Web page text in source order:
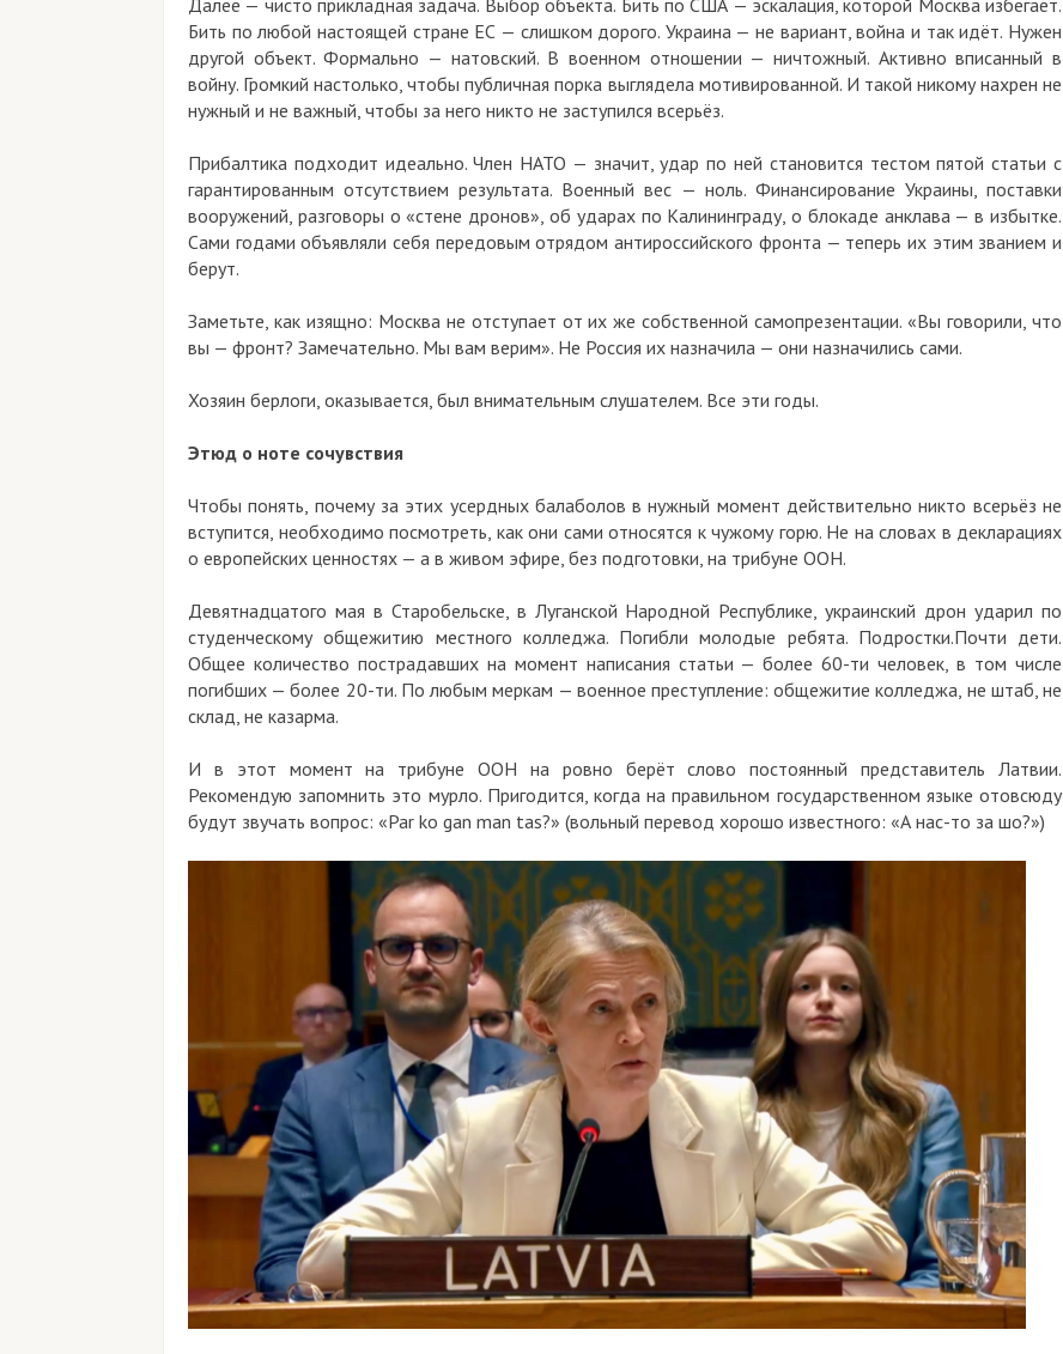
Бить по любой настоящей стране ЕС — слишком дорого. Украина — не вариант, война и так идёт. Нужен
другой объект. Формально — натовский. В военном отношении — ничтожный. Активно вписанный в
войну. Громкий настолько, чтобы публичная порка выглядела мотивированной. И такой никому нахрен не
нужный и не важный, чтобы за него никто не заступился всерьёз.
Прибалтика подходит идеально. Член НАТО — значит, удар по ней становится тестом пятой статьи с
гарантированным отсутствием результата. Военный вес — ноль. Финансирование Украины, поставки
вооружений, разговоры о «стене дронов», об ударах по Калининграду, о блокаде анклава — в избытке.
Сами годами объявляли себя передовым отрядом антироссийского фронта — теперь их этим званием и
берут.
Заметьте, как изящно: Москва не отступает от их же собственной самопрезентации. «Вы говорили, что
вы — фронт? Замечательно. Мы вам верим». Не Россия их назначила — они назначились сами.
Хозяин берлоги, оказывается, был внимательным слушателем. Все эти годы.
Этюд о ноте сочувствия
Чтобы понять, почему за этих усердных балаболов в нужный момент действительно никто всерьёз не
вступится, необходимо посмотреть, как они сами относятся к чужому горю. Не на словах в декларациях
о европейских ценностях — а в живом эфире, без подготовки, на трибуне ООН.
Девятнадцатого мая в Старобельске, в Луганской Народной Республике, украинский дрон ударил по
студенческому общежитию местного колледжа. Погибли молодые ребята. Подростки.Почти дети.
Общее количество пострадавших на момент написания статьи — более 60-ти человек, в том числе
погибших — более 20-ти. По любым меркам — военное преступление: общежитие колледжа, не штаб, не
склад, не казарма.
И в этот момент на трибуне ООН на ровно берёт слово постоянный представитель Латвии.
Рекомендую запомнить это мурло. Пригодится, когда на правильном государственном языке отовсюду
будут звучать вопрос: «Par ko gan man tas?» (вольный перевод хорошо известного: «А нас-то за шо?»)